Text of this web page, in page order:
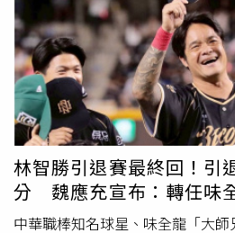
定，青少年滿13歲即可加入
都會自動開啟「限制敏感內容」
公共政策總監霍普金斯（Tara
《HELLO!》訪問時曾表示，讓孩
成為表達自我、與朋友交流的好
少年分享，他們透過Instagram探
合的朋友，這對他們的成長其實
斯也強調，家長應與孩子保持持續
險，「父母應該在孩子拿到第1支
話題。傾聽他們的想法、理解他們
任，是最重要的事情。」在英國
自己趕緊傷癒復出，然後剩下可
康打完。」至於自己可能有機會
背號退役的球員，林志傑這樣回
哥（鄭志龍）才穿12號球衣，在
灣歷史最好的籃球員。可是想到
場屋頂，更創下先例，我不禁想
二件？」
林智勝引退賽最終回！引
分 魏應充宣布：轉任味
中華職棒知名球星、味全龍「大